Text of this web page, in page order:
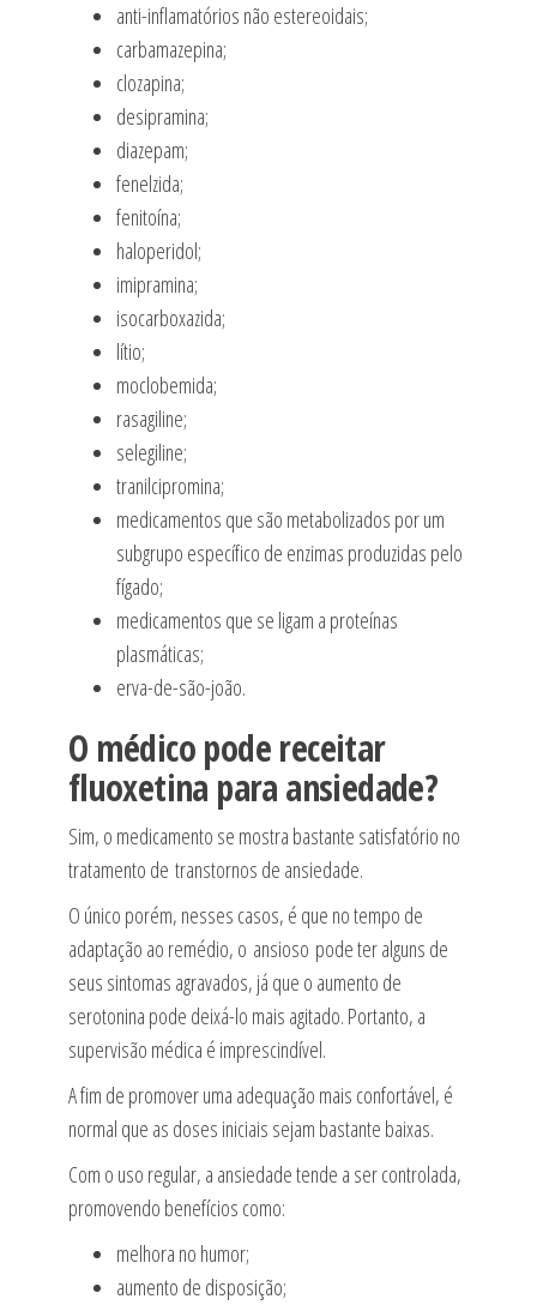
anti-inflamatórios não estereoidais;
carbamazepina;
clozapina;
desipramina;
diazepam;
fenelzida;
fenitoína;
haloperidol;
imipramina;
isocarboxazida;
lítio;
moclobemida;
rasagiline;
selegiline;
tranilcipromina;
medicamentos que são metabolizados por um
subgrupo específico de enzimas produzidas pelo
fígado;
medicamentos que se ligam a proteínas
plasmáticas;
erva-de-são-joão.
O médico pode receitar
fluoxetina para ansiedade?
Sim, o medicamento se mostra bastante satisfatório no
tratamento de transtornos de ansiedade.
O único porém, nesses casos, é que no tempo de
adaptação ao remédio, o ansioso pode ter alguns de
seus sintomas agravados, já que o aumento de
serotonina pode deixá-lo mais agitado. Portanto, a
supervisão médica é imprescindível.
A fim de promover uma adequação mais confortável, é
normal que as doses iniciais sejam bastante baixas.
Com o uso regular, a ansiedade tende a ser controlada,
promovendo benefícios como:
melhora no humor;
aumento de disposição;